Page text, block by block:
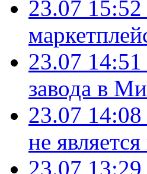
23.07 15:52
23.07 14:51
завода в
23.07 14:08
не
23.07 13:29